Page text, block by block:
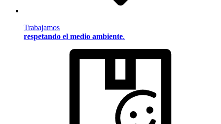
Trabajamos
respetando el medio ambiente.